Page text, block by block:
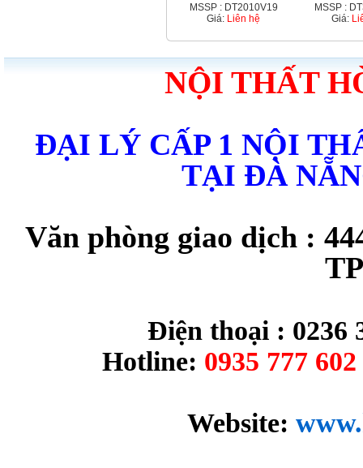
MSSP : DT2010V19
Giá: Liên hệ
MSSP :
Giá:
NỘI THẤT
ĐẠI LÝ CẤP 1 NỘI
TẠI ĐÀ
Văn phòng giao dịch :
Điện thoại : 0236
Hotline: 0935 777
Website: